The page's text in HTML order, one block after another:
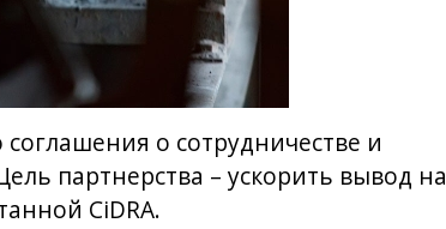
о сотрудничестве и
партнерства – ускорить вывод на
CiDRA.